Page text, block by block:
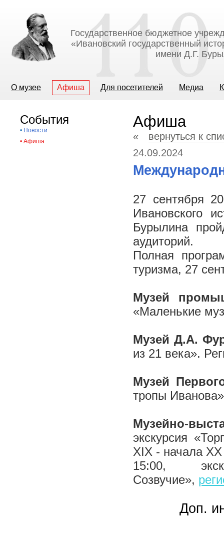
Государственное бюджетное
«Ивановский государственный
имени Д.Г.
О музее Афиша Для посетителей Медиа
События
• Новости
• Афиша
Афиша
« вернуться к
24.09.2024
27 сентября
Ивановского
Бурылина
аудиторий.
Полная
туризма, 27
Музей
«Маленькие
Музей Д.А.
из 21 века».
Музей
тропы
Музейно-
экскурсия
XIX - начала
15:00,
Созвучие»,
Доп.